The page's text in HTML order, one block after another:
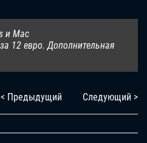
и Mac
12 евро. Дополнительная
< Предыдущий Следующий >